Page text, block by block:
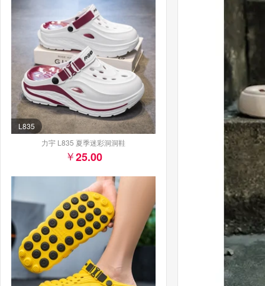
L835
力宇 L835 夏季迷彩洞洞鞋
25.00